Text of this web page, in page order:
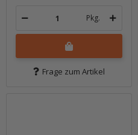
Pkg.
Frage zum Artikel